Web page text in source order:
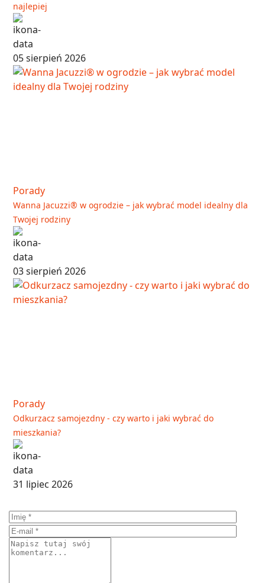
najlepiej
05 sierpień 2026
Porady
Wanna Jacuzzi® w ogrodzie – jak wybrać model idealny dla
Twojej rodziny
03 sierpień 2026
Porady
Odkurzacz samojezdny - czy warto i jaki wybrać do
mieszkania?
31 lipiec 2026